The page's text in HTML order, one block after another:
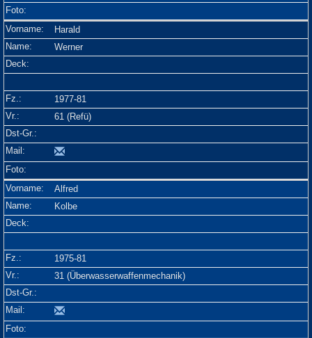
Harald
Werner
1977-81
61 (Refü)
Alfred
Kolbe
1975-81
31 (Überwasserwaffenmechanik)